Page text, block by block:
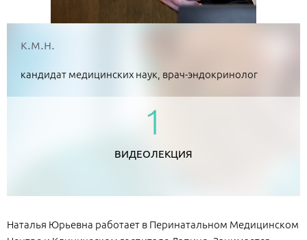
к.м.н.
кандидат медицинских наук, врач-эндокринолог
1
ВИДЕОЛЕКЦИЯ
Наталья Юрьевна работает в Перинатальном Медицинском